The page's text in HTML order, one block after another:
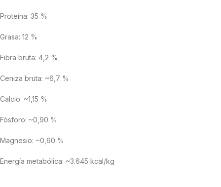
Proteína: 35 %
Grasa: 12 %
Fibra bruta: 4,2 %
Ceniza bruta: ~6,7 %
Calcio: ~1,15 %
Fósforo: ~0,90 %
Magnesio: ~0,60 %
Energía metabólica: ~3.645 kcal/kg